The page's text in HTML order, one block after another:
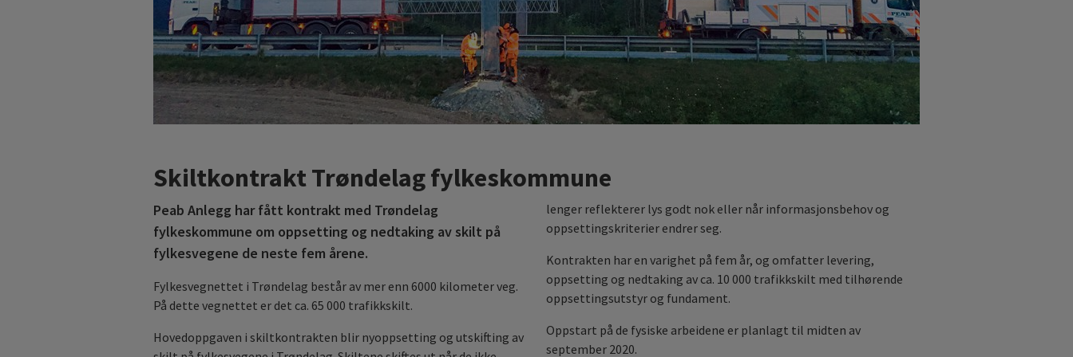
Skiltkontrakt Trøndelag fylkeskommune
Peab Anlegg har fått kontrakt med Trøndelag
fylkeskommune om oppsetting og nedtaking av skilt på
fylkesvegene de neste fem årene.
Fylkesvegnettet i Trøndelag består av mer enn 6000 kilometer veg.
På dette vegnettet er det ca. 65 000 trafikkskilt.
Hovedoppgaven i skiltkontrakten blir nyoppsetting og utskifting av
lenger reflekterer lys godt nok eller når informasjonsbehov og
oppsettingskriterier endrer seg.
Kontrakten har en varighet på fem år, og omfatter levering,
oppsetting og nedtaking av ca. 10 000 trafikkskilt med tilhørende
oppsettingsutstyr og fundament.
Oppstart på de fysiske arbeidene er planlagt til midten av
september 2020.